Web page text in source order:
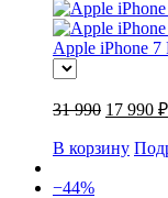
Apple iPhone 7
31 990 17 990 ₽
В корзину
−44%